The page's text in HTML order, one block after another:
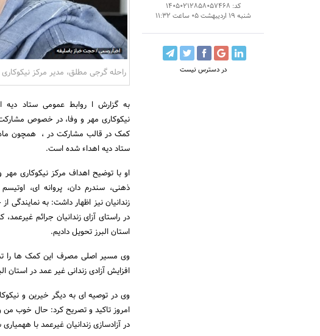
کد: 14050212858057468
شنبه 19 اردیبهشت 05 ساعت 11:32
در دسترس نیست راحله گرجی مطلق، مدیر مرکز
به گزارش ا روابط عمومی ستاد دیه
نیکوکاری مهر و وفا، در خصوص
کمک در قالب مشارکت در ، همچون
ستاد دیه اهداء شده است.
او با توضیح اهداف مرکز نیکوکاری
ذهنی، سندرم دان، پروانه ای،
زندانیان نیز اظهار داشت: به نمایندگی
در راستای آزای زندانیان جرائم
استان البرز تحویل دادیم.
وی مسیر اصلی مصرف این کمک ها را
افزایش آزادی زندانی غیر عمد در استان
وی در توصیه ای به دیگر خیرین و
امروز تاکید و تصریح کرد: حال خوب من
در آزادسازی زندانیان غیرعمد با